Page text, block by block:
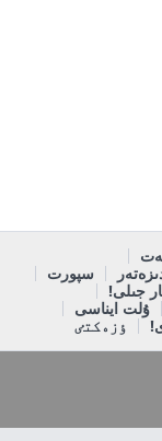
سپورت
جىلى!
ۇلت ايناسى
ٶزەكتٸ